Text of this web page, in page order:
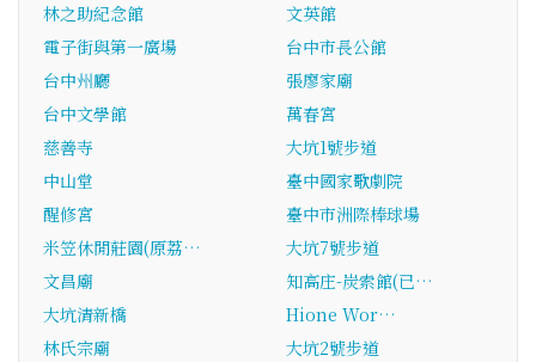
林之助紀念館
文英館
電子街與第一廣場
台中市長公館
台中州廳
張廖家廟
台中文學館
萬春宮
慈善寺
大坑1號步道
中山堂
臺中國家歌劇院
醒修宮
臺中市洲際棒球場
米笠休閒莊園(原荔…
大坑7號步道
文昌廟
知高庄-炭索館(已…
大坑清新橋
Hione Wor…
林氏宗廟
大坑2號步道